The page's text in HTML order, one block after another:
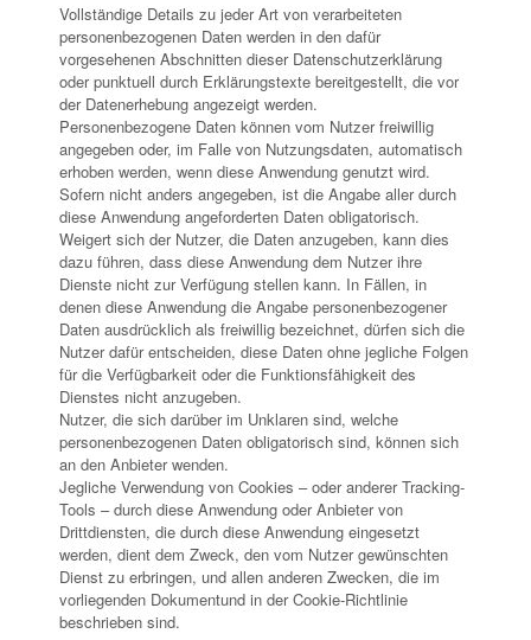
Vollständige Details zu jeder Art von verarbeiteten
personenbezogenen Daten werden in den dafür
vorgesehenen Abschnitten dieser Datenschutzerklärung
oder punktuell durch Erklärungstexte bereitgestellt, die vor
der Datenerhebung angezeigt werden.
Personenbezogene Daten können vom Nutzer freiwillig
angegeben oder, im Falle von Nutzungsdaten, automatisch
erhoben werden, wenn diese Anwendung genutzt wird.
Sofern nicht anders angegeben, ist die Angabe aller durch
diese Anwendung angeforderten Daten obligatorisch.
Weigert sich der Nutzer, die Daten anzugeben, kann dies
dazu führen, dass diese Anwendung dem Nutzer ihre
Dienste nicht zur Verfügung stellen kann. In Fällen, in
denen diese Anwendung die Angabe personenbezogener
Daten ausdrücklich als freiwillig bezeichnet, dürfen sich die
Nutzer dafür entscheiden, diese Daten ohne jegliche Folgen
für die Verfügbarkeit oder die Funktionsfähigkeit des
Dienstes nicht anzugeben.
Nutzer, die sich darüber im Unklaren sind, welche
personenbezogenen Daten obligatorisch sind, können sich
an den Anbieter wenden.
Jegliche Verwendung von Cookies – oder anderer Tracking-
Tools – durch diese Anwendung oder Anbieter von
Drittdiensten, die durch diese Anwendung eingesetzt
werden, dient dem Zweck, den vom Nutzer gewünschten
Dienst zu erbringen, und allen anderen Zwecken, die im
vorliegenden Dokumentund in der Cookie-Richtlinie
beschrieben sind.